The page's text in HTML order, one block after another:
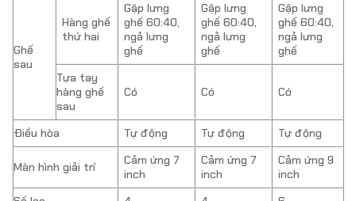
Ghế
sau
Hàng ghế
thứ hai
Gập lưng
ghế 60:40,
ngả lưng
ghế
Gập lưng
ghế 60:40,
ngả lưng
ghế
Gập lưng
ghế 60:40,
ngả lưng
ghế
Tựa tay
hàng ghế
sau
Có Có Có
Điều hòa Tự động Tự động Tự động
Màn hình giải trí
Cảm ứng 7
inch
Cảm ứng 7
inch
Cảm ứng 9
inch